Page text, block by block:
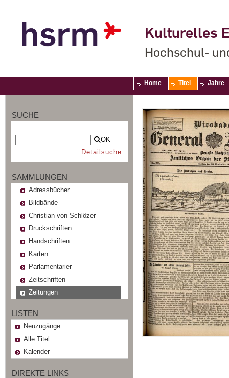
Kulturelles
Hochschul-
Home Titel Jahre
SUCHE
OK
Detailsuche
SAMMLUNGEN
Adressbücher
Bildbände
Christian von Schlözer
Druckschriften
Handschriften
Karten
Parlamentarier
Zeitschriften
Zeitungen
LISTEN
Neuzugänge
Alle Titel
Kalender
DIREKTE LINKS